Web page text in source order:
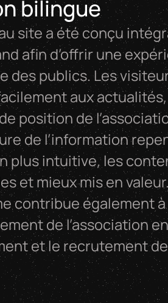
bilingue
site a été conçu
afin d’offrir une
des publics. Les
aux
position de
de l’information
plus intuitive, les
et mieux mis en
contribue également
de l’association
et le recrutement